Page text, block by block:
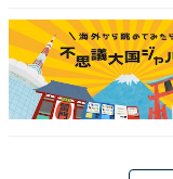
トリウム塩化物泉
が期待できます。
り、初夏の夕べに
豊かな日帰り温泉